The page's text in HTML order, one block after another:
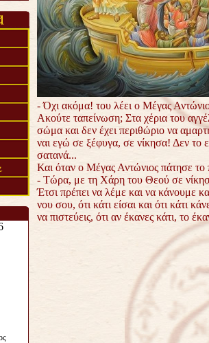
- Όχι ακόμα! του λέει ο Μέγας
Ακούτε ταπείνωση; Στα χέρια του
σώμα και δεν έχει περιθώριο να
ναι εγώ σε ξέφυγα, σε νίκησα! Δεν το
σατανά...
Και όταν ο Μέγας Αντώνιος πάτησε το
- Τώρα, με τη Χάρη του Θεού σε
Έτσι πρέπει να λέμε και να κάνουμε
νου σου, ότι κάτι είσαι και ότι κάτι
να πιστεύεις, ότι αν έκανες κάτι, το